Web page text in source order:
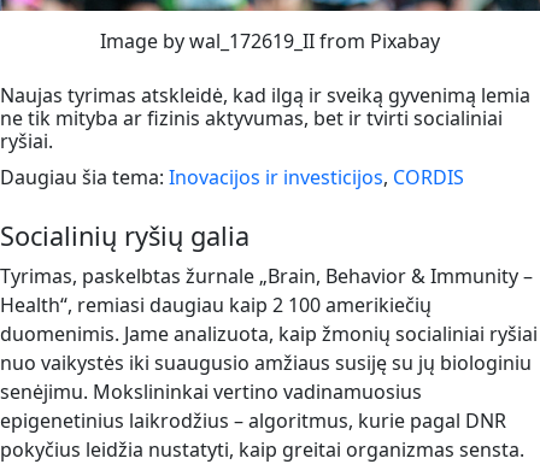
Image by wal_172619_II from Pixabay
Naujas tyrimas atskleidė, kad ilgą ir sveiką gyvenimą lemia
ne tik mityba ar fizinis aktyvumas, bet ir tvirti socialiniai
ryšiai.
Daugiau šia tema: Inovacijos ir investicijos, CORDIS
Socialinių ryšių galia
Tyrimas, paskelbtas žurnale „Brain, Behavior & Immunity –
Health“, remiasi daugiau kaip 2 100 amerikiečių
duomenimis. Jame analizuota, kaip žmonių socialiniai ryšiai
nuo vaikystės iki suaugusio amžiaus susiję su jų biologiniu
senėjimu. Mokslininkai vertino vadinamuosius
epigenetinius laikrodžius – algoritmus, kurie pagal DNR
pokyčius leidžia nustatyti, kaip greitai organizmas sensta.